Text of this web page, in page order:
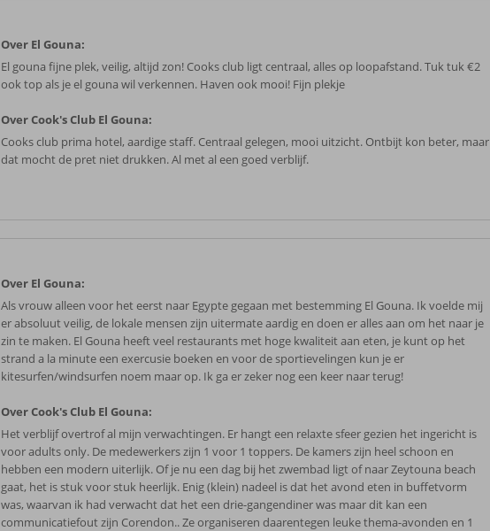
Over El Gouna:
El gouna fijne plek, veilig, altijd zon! Cooks club ligt centraal, alles op loopafstand. Tuk tuk €2
ook top als je el gouna wil verkennen. Haven ook mooi! Fijn plekje
Over Cook's Club El Gouna:
Cooks club prima hotel, aardige staff. Centraal gelegen, mooi uitzicht. Ontbijt kon beter, maar
dat mocht de pret niet drukken. Al met al een goed verblijf.
Over El Gouna:
Als vrouw alleen voor het eerst naar Egypte gegaan met bestemming El Gouna. Ik voelde mij
er absoluut veilig, de lokale mensen zijn uitermate aardig en doen er alles aan om het naar je
zin te maken. El Gouna heeft veel restaurants met hoge kwaliteit aan eten, je kunt op het
strand a la minute een exercusie boeken en voor de sportievelingen kun je er
kitesurfen/windsurfen noem maar op. Ik ga er zeker nog een keer naar terug!
Over Cook's Club El Gouna:
Het verblijf overtrof al mijn verwachtingen. Er hangt een relaxte sfeer gezien het ingericht is
voor adults only. De medewerkers zijn 1 voor 1 toppers. De kamers zijn heel schoon en
hebben een modern uiterlijk. Of je nu een dag bij het zwembad ligt of naar Zeytouna beach
gaat, het is stuk voor stuk heerlijk. Enig (klein) nadeel is dat het avond eten in buffetvorm
was, waarvan ik had verwacht dat het een drie-gangendiner was maar dit kan een
communicatiefout zijn Corendon.. Ze organiseren daarentegen leuke thema-avonden en 1